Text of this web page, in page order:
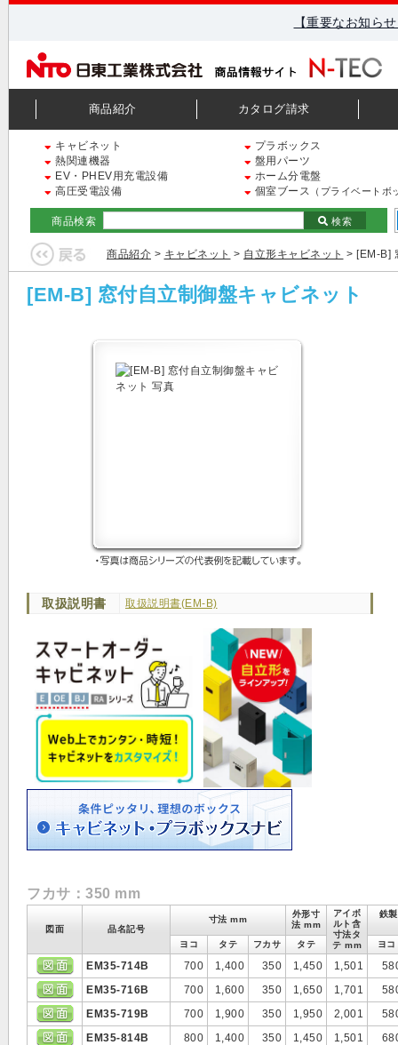
【重要なお知ら
商品紹介 カタログ請求
キャビネット
プラボックス
熱関連機器
盤用パーツ
EV・PHEV用充電設備
ホーム分電盤
高圧受電設備
個室ブース （プライベートボ
商品検索 検索
商品紹介 > キャビネット > 自立形キャビネット > [EM-B]
[EM-B] 窓付自立制御盤キャビネット
取扱説明書 取扱説明書(EM-B)
フカサ：350 mm
図面 品名記号
寸法 mm
外形寸
法 mm
アイボ
ルト含
寸法タ
テ mm
鉄
ヨコ タテ フカサ タテ ヨコ
EM35-714B 700 1,400 350 1,450 1,501
EM35-716B
700 1,600 350 1,650 1,701
EM35-719B
700 1,900 350 1,950 2,001
EM35-814B
800 1,400 350 1,450 1,501